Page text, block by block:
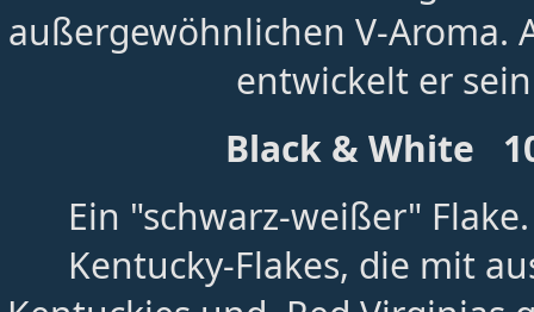
außergewöhnlichen V-Aroma.
entwickelt er
Black & White
Ein "schwarz-weißer"
Kentucky-Flakes, die mit